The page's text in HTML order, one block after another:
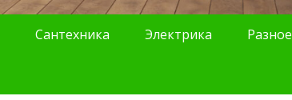
Сантехника Электрика Разное